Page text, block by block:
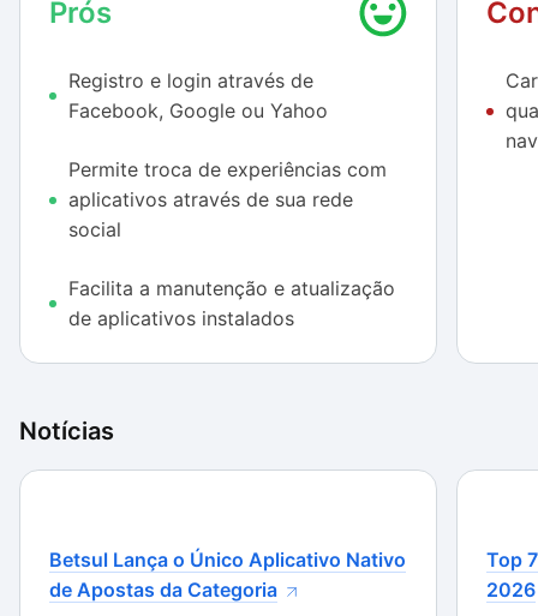
economia de recursos do computador, as atualizações
costumam aprimorar a experiência de utilização e a
opinião de outros usuários pode ajudar uma pessoa a
escolher a melhor ferramenta para uma necessidade
específica.
Prós
Registro e login através de
Facebook, Google ou Yahoo
Permite troca de experiências com
aplicativos através de sua rede
social
Facilita a manutenção e atualização
de aplicativos instalados
Notícias
Betsul Lança o Único Aplicativo Nativo
de Apostas da Categoria
Top
2026